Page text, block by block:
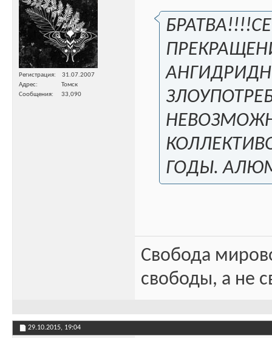
Регистрация
31.07.2007
Адрес
Томск
Сообщения
33,090
ГОДЫ.
Свобода
свободы, а не
29.10.2015, 19:04